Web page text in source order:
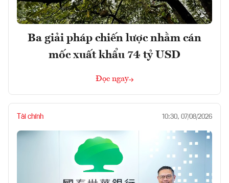
Ba giải pháp chiến lược nhằm cán
mốc xuất khẩu 74 tỷ USD
Đọc ngay
Tài chính 10:30, 07/08/2026